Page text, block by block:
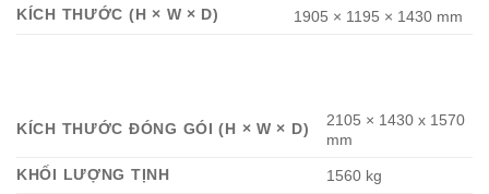
KÍCH THƯỚC (H × W × D) 1905 × 1195 × 1430 mm
KÍCH THƯỚC ĐÓNG GÓI (H × W × D)
2105 × 1430 x 1570
mm
KHỐI LƯỢNG TỊNH
1560 kg